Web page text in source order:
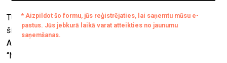
TUR_telpa kopā ar māksliniekiem atskatās uz to, kas līdz
šim paveikts, kā arī uzlūko to, kas vēl tikai gaidāms.
Aplūkojot savu ieguldījumu, mākslinieki reflektē par tēmu
“Nākotnes retrospekcija”, turklāt lielākā daļa radījuši jaunus